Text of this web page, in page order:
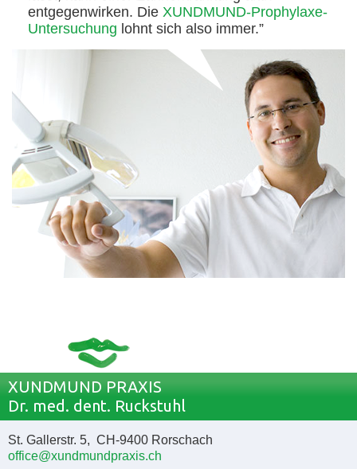
entgegenwirken. Die XUNDMUND-Prophylaxe-
Untersuchung lohnt sich also immer.”
XUNDMUND PRAXIS
Dr. med. dent. Ruckstuhl
St. Gallerstr. 5, CH-9400 Rorschach
office@xundmundpraxis.ch